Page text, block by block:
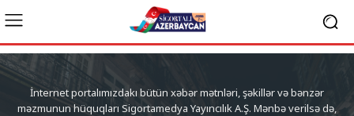
İnternet portalımızdakı bütün xəbər mətnləri, şəkillər və bənzər
məzmunun hüquqları Sigortamedya Yayıncılık A.Ş. Mənbə verilsə də,